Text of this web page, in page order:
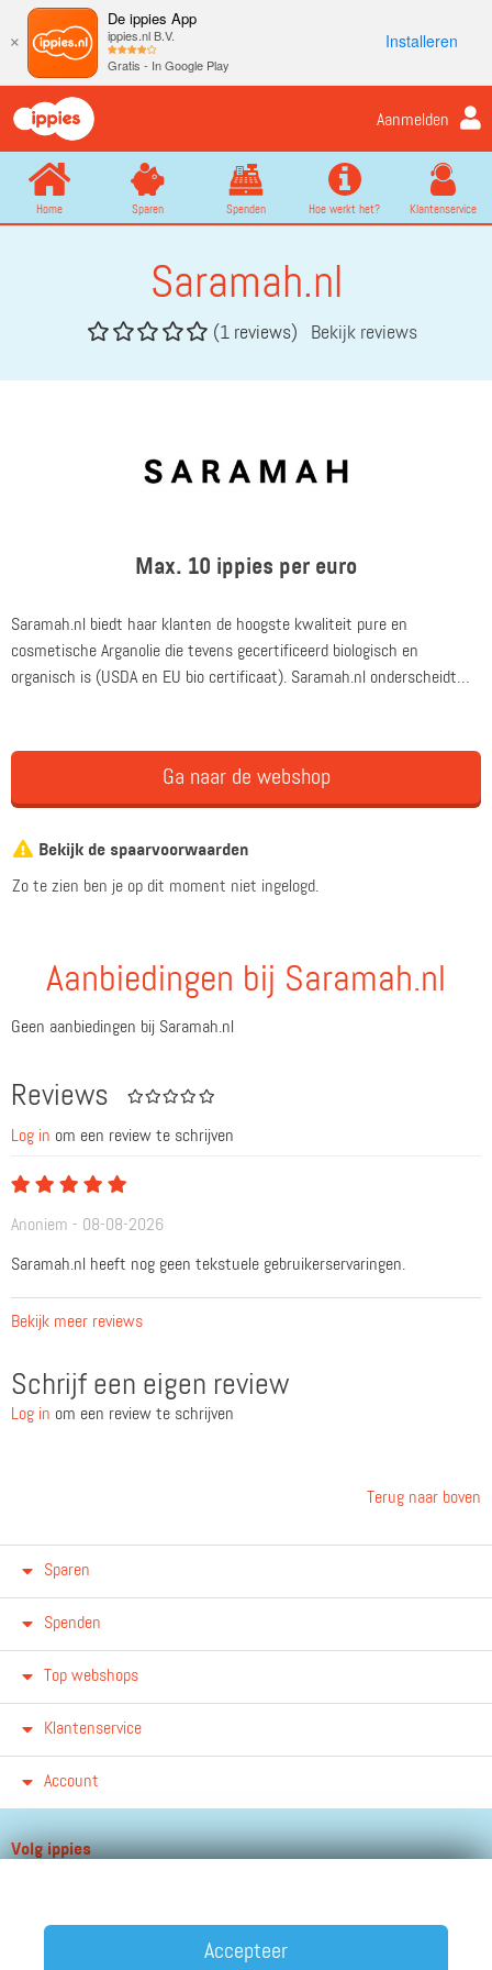
×
De ippies App
ippies.nl B.V.
Gratis - In Google Play
Installeren
Aanmelden
Home Sparen Spenden Hoe werkt het? Klantenservice
Saramah.nl
(1 reviews) Bekijk reviews
Max. 10 ippies per euro
Saramah.nl biedt haar klanten de hoogste kwaliteit pure en
cosmetische Arganolie die tevens gecertificeerd biologisch en
organisch is (USDA en EU bio certificaat). Saramah.nl onderscheidt
verpakking en het gebruik van glazen flessen om de zuiverheid van de
olie te waarborgen. Saramah.nl wil de beste beleving voor haar klanten
behalen.
Ga naar de webshop
Bekijk de spaarvoorwaarden
Zo te zien ben je op dit moment niet ingelogd.
Aanbiedingen bij Saramah.nl
Geen aanbiedingen bij Saramah.nl
Reviews
Log in om een review te schrijven
Anoniem - 08-08-2026
Saramah.nl heeft nog geen tekstuele gebruikerservaringen.
Bekijk meer reviews
Schrijf een eigen review
Log in om een review te schrijven
Terug naar boven
Sparen
Spenden
Top webshops
Klantenservice
Account
Volg ippies
Accepteer